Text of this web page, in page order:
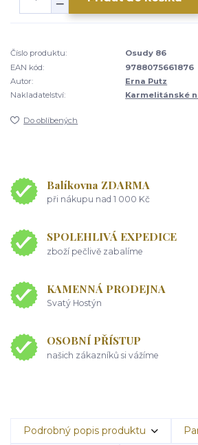
Číslo produktu:
Osudy 86
EAN kód:
9788075661876
Autor:
Erna Putz
Nakladatelství:
Karmelitánské
Do oblíbených
Balíkovna ZDARMA
při nákupu nad 1 000 Kč
SPOLEHLIVÁ EXPEDICE
zboží pečlivě zabalíme
KAMENNÁ PRODEJNA
Svatý Hostýn
OSOBNÍ PŘÍSTUP
našich zákazníků si vážíme
Podrobný popis produktu